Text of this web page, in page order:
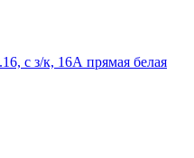
с з/к, 16А прямая белая